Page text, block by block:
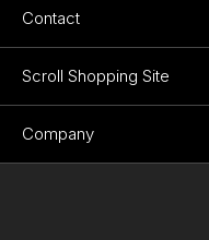
Contact
Scroll Shopping Site
Company